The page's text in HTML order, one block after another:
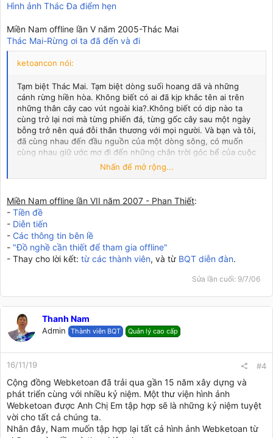
Hình ảnh Thác Đa điểm hẹn
Miền Nam offline lần V năm 2005-Thác Mai
Thác Mai-Rừng ơi ta đã đến và đi
ketoancon nói:
Tạm biệt Thác Mai. Tạm biệt dòng suối hoang dã và những
cánh rừng hiền hòa. Không biết có ai đã kịp khắc tên ai trên
những thân cây cao vút ngoài kia?.Không biết có dịp nào ta
cùng trở lại nơi mà từng phiến đá, từng gốc cây sau một ngày
bỗng trở nên quá đỗi thân thương với mọi người. Và bạn và tôi,
đã cùng nhau đến đầu nguồn của một dòng sông, có muốn
cùng nhau giữ ước mơ đi đến những chân trời góc bể của cuộc
Một chuyến offline cực kỳ ấn tượng và thành công. Cảm ơn tất
thêm một ngày mới để yêu thương! Nếu như những giọt nước
ngoài kia sau bao nhọc nhằn rồi cũng đến được đại dương thì
tại sao chúng ta lại không tiếp tục đến với nhau? Nhưng làm
sao có thể đợi đến năm sau nhỉ?
Nhấn để mở rộng...
Miền Nam offline lần VII năm 2007 - Phan Thiết:
- Tiền đề
- Diễn tiến
- Các thông tin bên lề
- "Đồ nghề cần thiết để tham gia offline"
- Thay cho lời kết: từ các thành viên, và từ BQT diễn đàn.
Sửa lần cuối: 9/7/06
Thanh Nam
Admin Thành viên BQT Quản lý cao cấp
16/11/19 #4
Cộng đồng Webketoan đã trải qua gần 15 năm xây dựng và
phát triển cùng với nhiều kỷ niệm. Một thư viện hình ảnh
Webketoan được Anh Chị Em tập hợp sẽ là những kỷ niệm tuyệt
vời cho tất cả chúng ta.
Nhân đây, Nam muốn tập hợp lại tất cả hình ảnh Webketoan từ